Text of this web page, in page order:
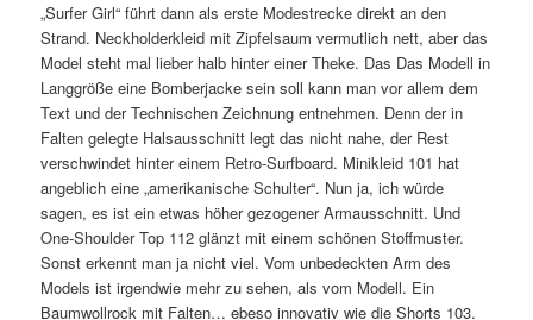
„Surfer Girl“ führt dann als erste Modestrecke direkt an den
Strand. Neckholderkleid mit Zipfelsaum vermutlich nett, aber das
Model steht mal lieber halb hinter einer Theke. Das Das Modell in
Langgröße eine Bomberjacke sein soll kann man vor allem dem
Text und der Technischen Zeichnung entnehmen. Denn der in
Falten gelegte Halsausschnitt legt das nicht nahe, der Rest
verschwindet hinter einem Retro-Surfboard. Minikleid 101 hat
angeblich eine „amerikanische Schulter“. Nun ja, ich würde
sagen, es ist ein etwas höher gezogener Armausschnitt. Und
One-Shoulder Top 112 glänzt mit einem schönen Stoffmuster.
Sonst erkennt man ja nicht viel. Vom unbedeckten Arm des
Models ist irgendwie mehr zu sehen, als vom Modell. Ein
Baumwollrock mit Falten… ebeso innovativ wie die Shorts 103.